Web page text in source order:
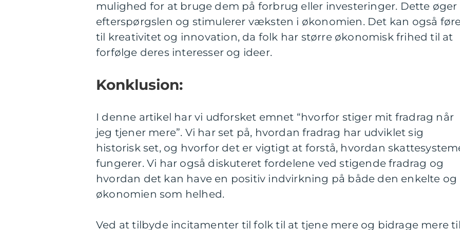
mulighed for at bruge dem på forbrug eller investeringer. Dette øger
efterspørgslen og stimulerer væksten i økonomien. Det kan også
til kreativitet og innovation, da folk har større økonomisk frihed til at
forfølge deres interesser og ideer.
Konklusion:
I denne artikel har vi udforsket emnet “hvorfor stiger mit fradrag når
jeg tjener mere”. Vi har set på, hvordan fradrag har udviklet sig
historisk set, og hvorfor det er vigtigt at forstå, hvordan
fungerer. Vi har også diskuteret fordelene ved stigende fradrag og
hvordan det kan have en positiv indvirkning på både den enkelte og
økonomien som helhed.
Ved at tilbyde incitamenter til folk til at tjene mere og bidrage mere til